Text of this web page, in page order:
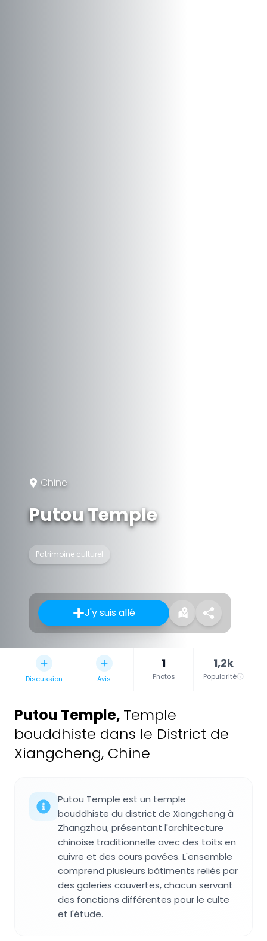
Chine
Putou Temple
Patrimoine culturel
J'y suis allé
Discussion Avis
1
Photos
1,2k
Popularité
Putou Temple, Temple
bouddhiste dans le District de
Xiangcheng, Chine
Putou Temple est un temple
bouddhiste du district de Xiangcheng à
Zhangzhou, présentant l'architecture
chinoise traditionnelle avec des toits en
cuivre et des cours pavées. L'ensemble
comprend plusieurs bâtiments reliés par
des galeries couvertes, chacun servant
des fonctions différentes pour le culte
et l'étude.